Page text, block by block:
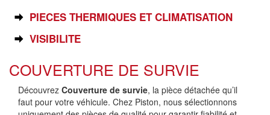
PIECES THERMIQUES ET CLIMATISATION
VISIBILITE
COUVERTURE DE SURVIE
Découvrez Couverture de survie, la pièce détachée qu’il
faut pour votre véhicule. Chez Piston, nous sélectionnons